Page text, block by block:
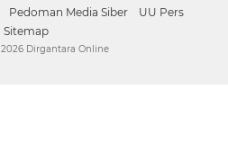
Pedoman Media Siber
UU Pers
Sitemap
2026 Dirgantara Online